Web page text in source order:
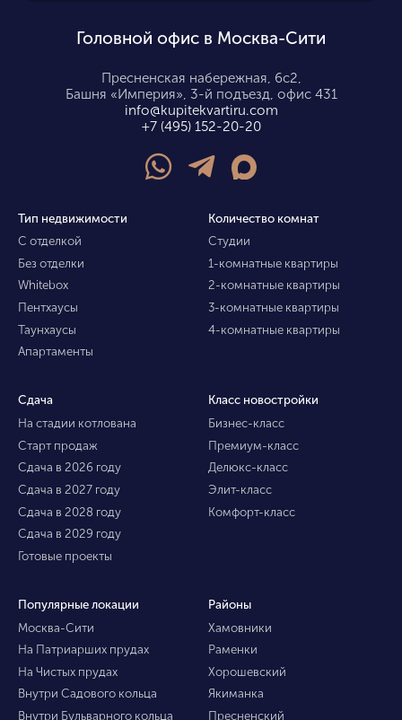
Головной офис в Москва-Сити
Пресненская набережная, 6с2,
Башня «Империя», 3-й подъезд, офис 431
info@kupitekvartiru.com
+7 (495) 152-20-20
Тип недвижимости
С отделкой
Без отделки
Whitebox
Пентхаусы
Таунхаусы
Апартаменты
Количество комнат
Студии
1-комнатные квартиры
2-комнатные квартиры
3-комнатные квартиры
4-комнатные квартиры
Сдача
На стадии котлована
Старт продаж
Сдача в 2026 году
Сдача в 2027 году
Сдача в 2028 году
Сдача в 2029 году
Готовые проекты
Класс новостройки
Бизнес-класс
Премиум-класс
Делюкс-класс
Элит-класс
Комфорт-класс
Популярные локации
Москва-Сити
На Патриарших прудах
На Чистых прудах
Внутри Садового кольца
Внутри Бульварного кольца
Районы
Хамовники
Раменки
Хорошевский
Якиманка
Пресненский